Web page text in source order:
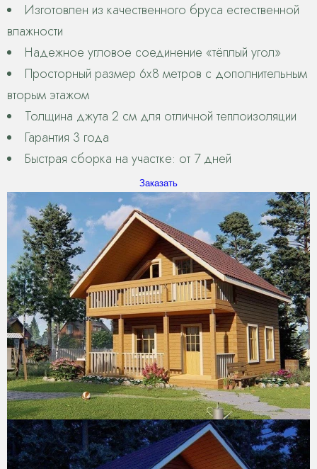
Изготовлен из качественного бруса естественной
влажности
Надежное угловое соединение «тёплый угол»
Просторный размер 6х8 метров с дополнительным
вторым этажом
Толщина джута 2 см для отличной теплоизоляции
Гарантия 3 года
Быстрая сборка на участке: от 7 дней
Заказать